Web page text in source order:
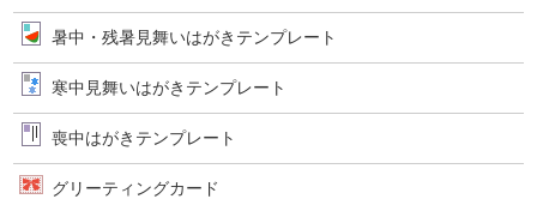
暑中・残暑見舞いはがきテンプレート
寒中見舞いはがきテンプレート
喪中はがきテンプレート
グリーティングカード